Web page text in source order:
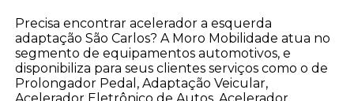
Precisa encontrar acelerador a esquerda
adaptação São Carlos? A Moro Mobilidade atua no
segmento de equipamentos automotivos, e
disponibiliza para seus clientes serviços como o de
Prolongador Pedal, Adaptação Veicular,